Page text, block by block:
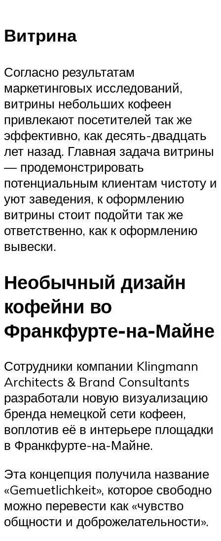
Витрина
Согласно результатам
маркетинговых исследований,
витрины небольших кофеен
привлекают посетителей так же
эффективно, как десять-двадцать
лет назад. Главная задача витрины
— продемонстрировать
потенциальным клиентам чистоту и
уют заведения, к оформлению
витрины стоит подойти так же
ответственно, как к оформлению
вывески.
Необычный дизайн
кофейни во
Франкфурте-на-Майне
Сотрудники компании Klingmann
Architects & Brand Consultants
разработали новую визуализацию
бренда немецкой сети кофеен,
воплотив её в интерьере площадки
в Франкфурте-на-Майне.
Эта концепция получила название
«Gemuetlichkeit», которое свободно
можно перевести как «чувство
общности и доброжелательности».